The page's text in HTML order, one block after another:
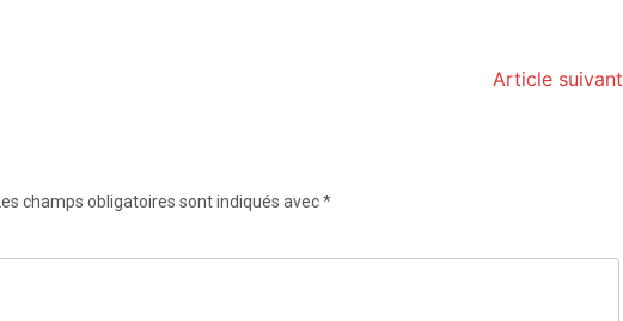
Article suivant
Les champs obligatoires sont indiqués avec*